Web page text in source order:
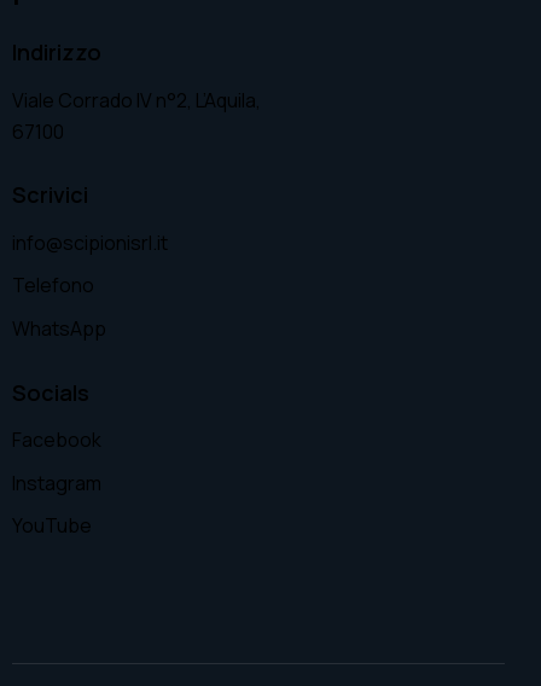
Indirizzo
Viale Corrado IV n°2, L’Aquila,
67100
Scrivici
info@scipionisrl.it
Telefono
WhatsApp
Socials
Facebook
Instagram
YouTube